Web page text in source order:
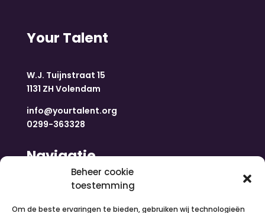
Beheer cookie
toestemming
Om de beste ervaringen te bieden, gebruiken wij technologieën
Your Talent
W.J. Tuijnstraat 15
1131 ZH Volendam
info@yourtalent.org
0299-363328
Navigatie
Nieuws